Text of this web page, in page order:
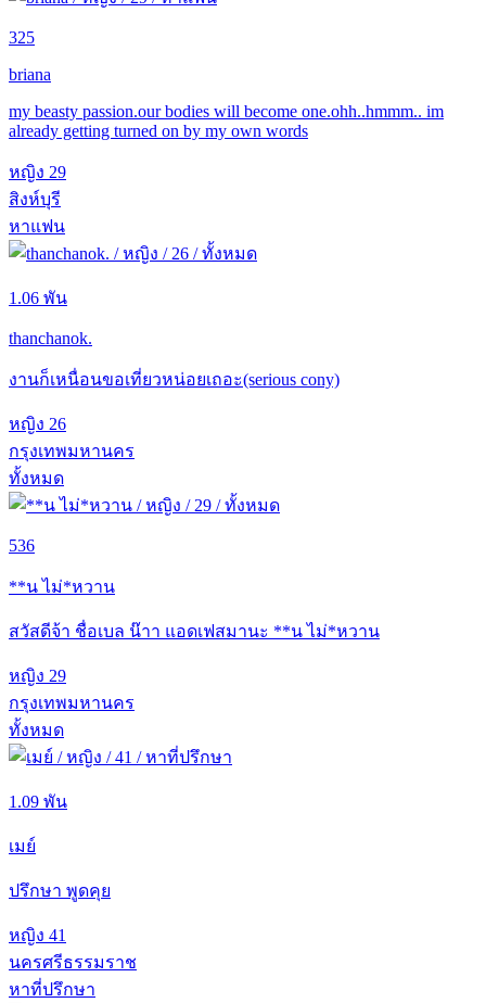
325
briana
my beasty passion.our bodies will become one.ohh..hmmm.. im
already getting turned on by my own words
หญิง 29
สิงห์บุรี
หาแฟน
1.06 พัน
thanchanok.
งานก็เหนื่อนขอเที่ยวหน่อยเถอะ(serious cony)
หญิง 26
กรุงเทพมหานคร
ทั้งหมด
536
**น ไม่*หวาน
สวัสดีจ้า ชื่อเบล น๊าา แอดเฟสมานะ **น ไม่*หวาน
หญิง 29
กรุงเทพมหานคร
ทั้งหมด
1.09 พัน
เมย์
ปรึกษา พูดคุย
หญิง 41
นครศรีธรรมราช
หาที่ปรึกษา